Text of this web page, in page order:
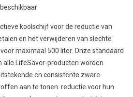
koolschijf voor de reductie van
en het verwijderen van slechte
maximaal 500 liter. Onze standaard
alle LifeSaver-producten worden
en consistente zware
aan te tonen. reductie voor hun